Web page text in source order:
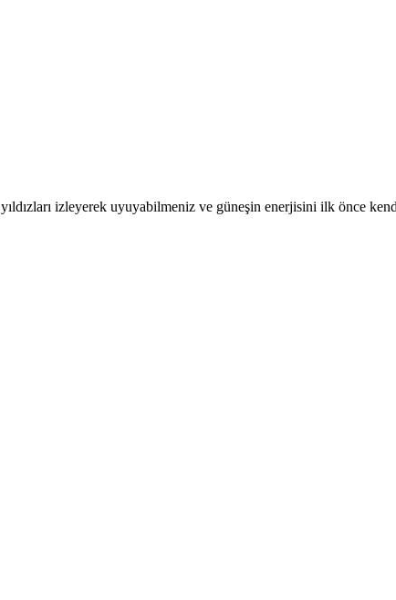
izleyerek uyuyabilmeniz ve güneşin enerjisini ilk önce